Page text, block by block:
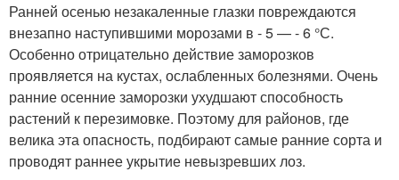
Ранней осенью незакаленные глазки повреждаются
внезапно наступившими морозами в - 5 — - 6 °С.
Особенно отрицательно действие заморозков
проявляется на кустах, ослабленных болезнями. Очень
ранние осенние заморозки ухудшают способность
растений к перезимовке. Поэтому для районов, где
велика эта опасность, подбирают самые ранние сорта и
проводят раннее укрытие невызревших лоз.